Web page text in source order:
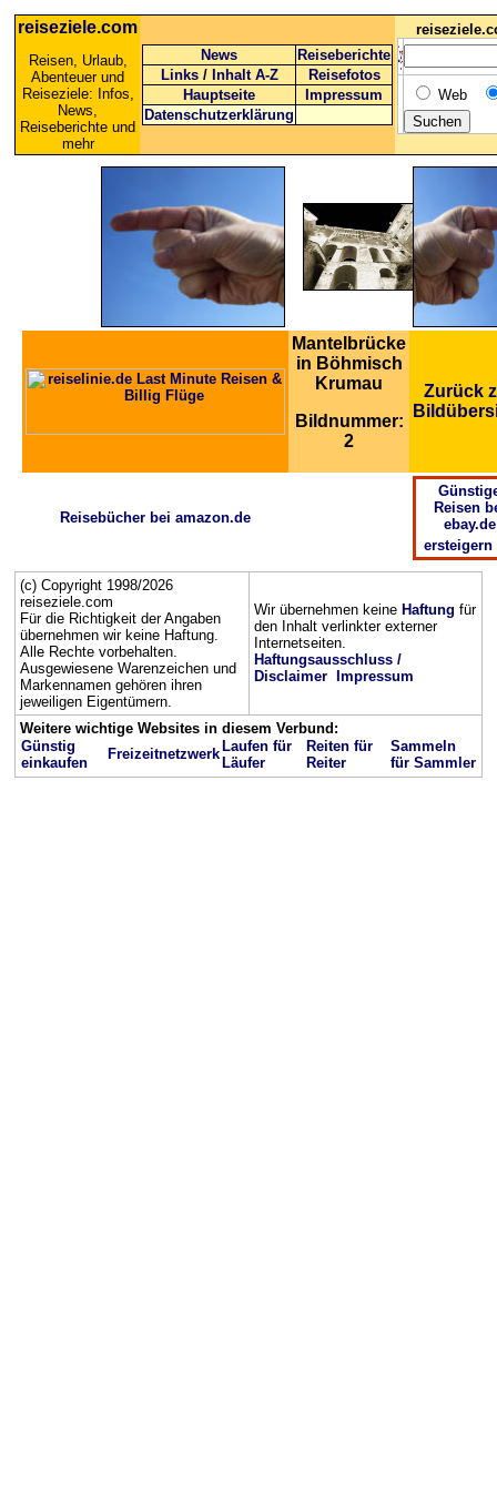
reiseziele.com
Reisen, Urlaub,
Abenteuer und
Reiseziele: Infos,
News,
Reiseberichte und
mehr
News
Reiseberichte
Links / Inhalt A-Z
Reisefotos
Hauptseite
Impressum
Datenschutzerklärung
Web
Mantelbrücke
in Böhmisch
Krumau
Bildnummer:
2
Zurück
Reisebücher bei amazon.de
Reisen
ebay.de
ersteigern
(c) Copyright 1998/2026
reiseziele.com
Für die Richtigkeit der Angaben
übernehmen wir keine Haftung.
Alle Rechte vorbehalten.
Ausgewiesene Warenzeichen und
Markennamen gehören ihren
jeweiligen Eigentümern.
Wir übernehmen keine Haftung für
den Inhalt verlinkter externer
Internetseiten.
Haftungsausschluss /
Disclaimer
Impressum
Weitere wichtige Websites in diesem Verbund:
Günstig
einkaufen
Freizeitnetzwerk Laufen für
Läufer
Reiten für
Reiter
Sammeln
für Sammler